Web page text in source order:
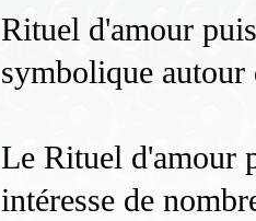
Rituel d'amour
symbolique autour
Le Rituel d'amour
intéresse de